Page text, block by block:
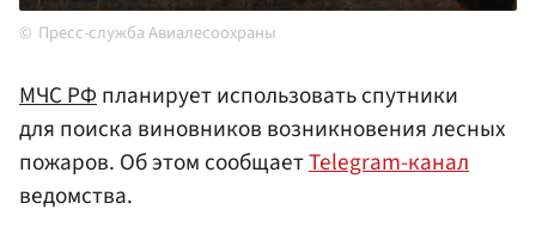
Пресс-служба Авиалесоохраны
МЧС РФпланирует использовать спутники
для поиска виновников возникновения лесных
пожаров. Об этом сообщаетTelegram-канал
ведомства.